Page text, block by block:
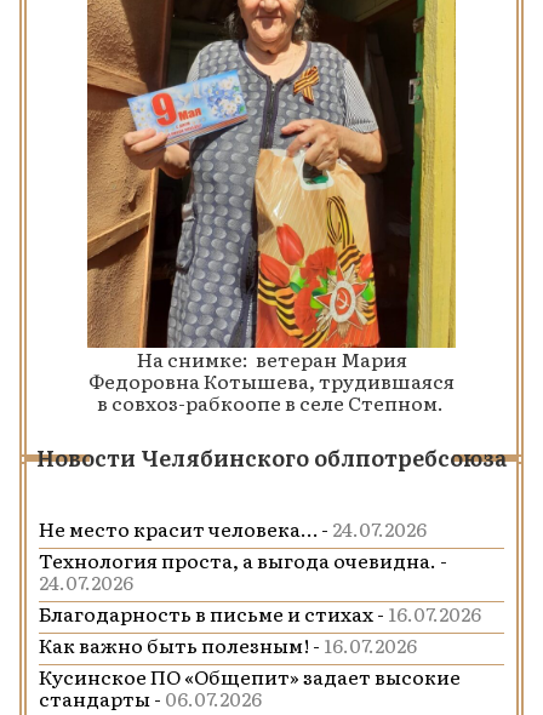
На снимке: ветеран Мария
Федоровна Котышева, трудившаяся
в совхоз-рабкоопе в селе Степном.
Новости Челябинского облпотребсоюза
Не место красит человека… - 24.07.2026
Технология проста, а выгода очевидна. -
24.07.2026
Благодарность в письме и стихах - 16.07.2026
Как важно быть полезным! - 16.07.2026
Кусинское ПО «Общепит» задает высокие
стандарты - 06.07.2026